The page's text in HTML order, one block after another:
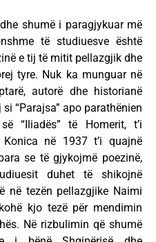
shumë i paragjykuar më
të studiuesve është
e tij të mitit pellazgjik dhe
tyre. Nuk ka munguar në
autorë dhe historianë
“Parajsa” apo parathënien
“Iliadës” të Homerit, t’i
në 1937 t’i quajnë
se të gjykojmë poezinë,
duhet të shikojnë
në tezën pellazgjike Naimi
kjo tezë për mendimin
Në rizbulimin që shumë